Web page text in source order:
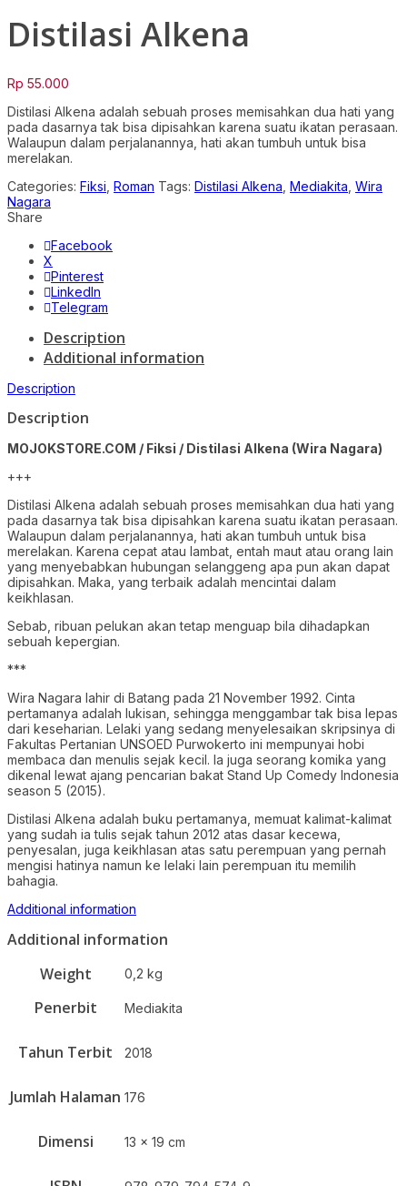
Distilasi Alkena
Rp 55.000
Distilasi Alkena adalah sebuah proses memisahkan dua hati yang
pada dasarnya tak bisa dipisahkan karena suatu ikatan perasaan.
Walaupun dalam perjalanannya, hati akan tumbuh untuk bisa
merelakan.
Categories: Fiksi Roman Tags: Distilasi Alkena Mediakita Wira
Nagara
Share
Facebook
X
Pinterest
LinkedIn
Telegram
Description
Additional information
Description
Description
MOJOKSTORE.COM / Fiksi / Distilasi Alkena (Wira Nagara)
+++
Distilasi Alkena adalah sebuah proses memisahkan dua hati yang
pada dasarnya tak bisa dipisahkan karena suatu ikatan perasaan.
Walaupun dalam perjalanannya, hati akan tumbuh untuk bisa
merelakan. Karena cepat atau lambat, entah maut atau orang lain
yang menyebabkan hubungan selanggeng apa pun akan dapat
dipisahkan. Maka, yang terbaik adalah mencintai dalam
keikhlasan.
Sebab, ribuan pelukan akan tetap menguap bila dihadapkan
sebuah kepergian.
***
Wira Nagara lahir di Batang pada 21 November 1992. Cinta
pertamanya adalah lukisan, sehingga menggambar tak bisa lepas
dari keseharian. Lelaki yang sedang menyelesaikan skripsinya di
Fakultas Pertanian UNSOED Purwokerto ini mempunyai hobi
membaca dan menulis sejak kecil. Ia juga seorang komika yang
dikenal lewat ajang pencarian bakat Stand Up Comedy Indonesia
season 5 (2015).
Distilasi Alkena adalah buku pertamanya, memuat kalimat-kalimat
yang sudah ia tulis sejak tahun 2012 atas dasar kecewa,
penyesalan, juga keikhlasan atas satu perempuan yang pernah
mengisi hatinya namun ke lelaki lain perempuan itu memilih
bahagia.
Additional information
Additional information
Weight
0,2 kg
Penerbit Mediakita
Tahun Terbit 2018
Jumlah Halaman 176
Dimensi 13 x 19 cm